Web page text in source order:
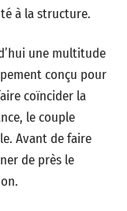
à la structure.
une multitude
conçu pour
coïncider la
le couple
Avant de faire
de près le